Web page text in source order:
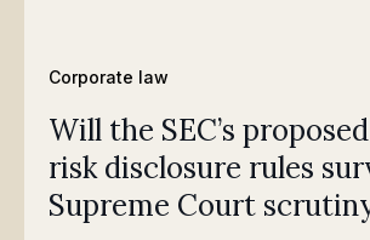
Corporate law
Will the SEC’s
risk disclosure rules
Supreme Court